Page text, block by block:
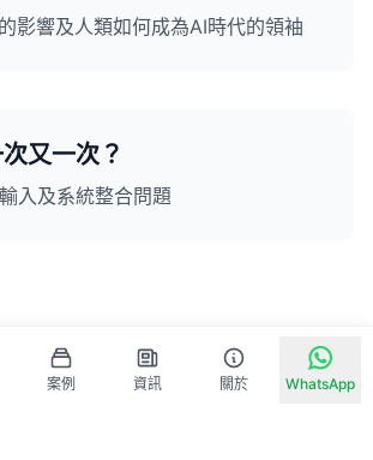
影響及人類如何成為AI時代的領袖
又一次？
入及系統整合問題
案例 資訊 關於 WhatsApp